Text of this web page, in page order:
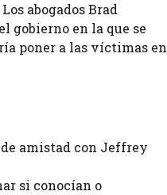
abogados Brad
gobierno en la que se
poner a las víctimas en
amistad con Jeffrey
si conocían o